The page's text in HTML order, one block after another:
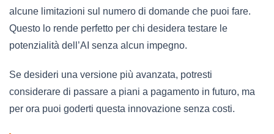
alcune limitazioni sul numero di domande che puoi fare.
Questo lo rende perfetto per chi desidera testare le
potenzialità dell’AI senza alcun impegno.
Se desideri una versione più avanzata, potresti
considerare di passare a piani a pagamento in futuro, ma
per ora puoi goderti questa innovazione senza costi.